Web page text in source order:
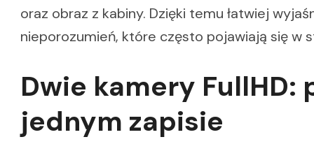
oraz obraz z kabiny. Dzięki temu łatwiej
nieporozumień, które często pojawiają się w
Dwie kamery FullHD:
jednym zapisie